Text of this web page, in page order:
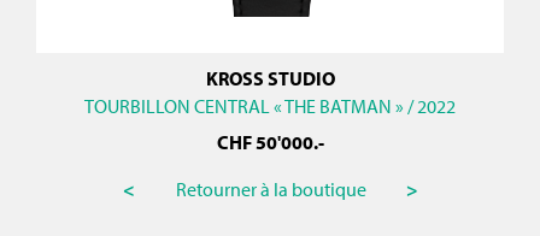
KROSS STUDIO
TOURBILLON CENTRAL « THE BATMAN » / 2022
CHF50'000.-
<
Retourner à la boutique >